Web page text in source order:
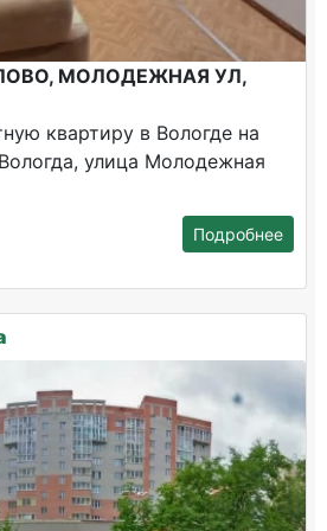
МОЛОДЕЖНАЯ УЛ,
квартиру в Вологде на
улица Молодежная
Подробнее